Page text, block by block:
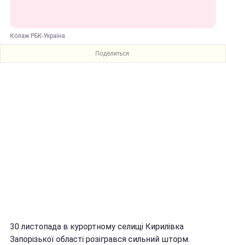
Колаж РБК-Україна
Поделиться:
30 листопада в курортному селищі Кирилівка
Запорізької області розігрався сильний шторм.